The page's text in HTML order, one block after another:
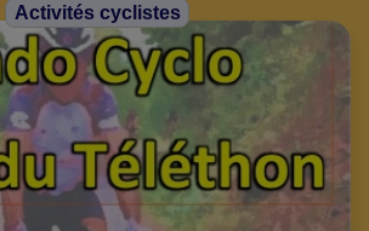
Activités cyclistes